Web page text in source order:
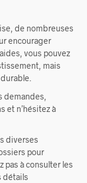
de nombreuses
encourager
vous pouvez
mais
demandes,
et n’hésitez à
diverses
pour
pas à consulter les
détails